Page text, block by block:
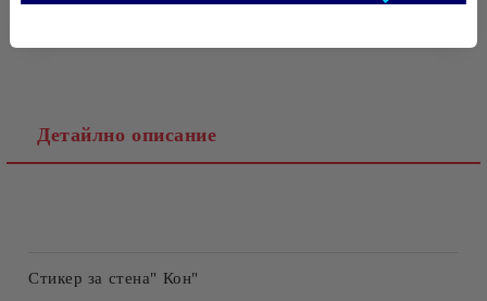
Детайлно описание
Стикер за стена" Кон"